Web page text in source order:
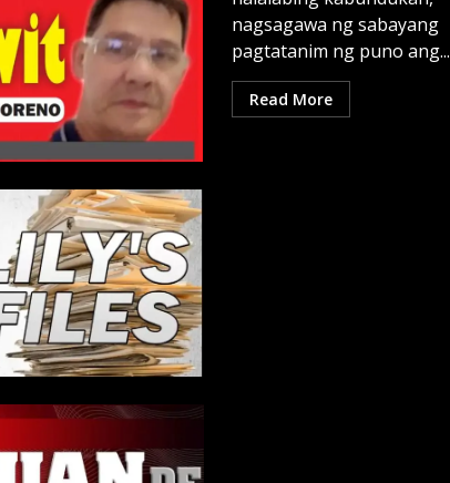
nagsagawa ng sabayang
pagtatanim ng puno ang...
Read More